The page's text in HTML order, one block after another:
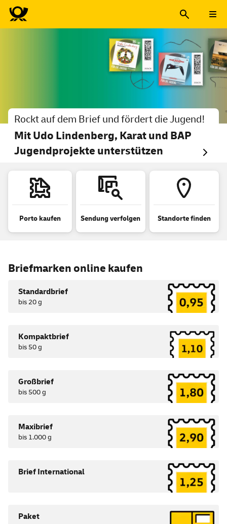
Deutsche Post – Die Post für
Rockt auf dem Brief und fördert die Jugend!
Mit Udo Lindenberg, Karat und BAP
Jugendprojekte unterstützen
Porto kaufen Sendung verfolgen Standorte finden
Briefmarken online kaufen
Standardbrief
bis 20 g
Kompaktbrief
bis 50 g
Großbrief
bis 500 g
Maxibrief
bis 1.000 g
Brief International
Paket